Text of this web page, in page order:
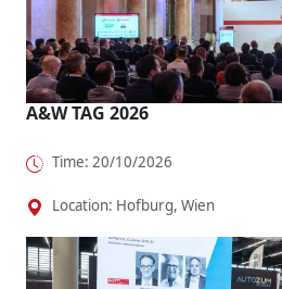
A&W TAG 2026
Time: 20/10/2026
Location: Hofburg, Wien